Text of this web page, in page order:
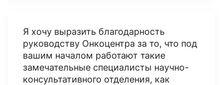
Я хочу выразить благодарность
руководству Онкоцентра за то, что под
вашим началом работают такие
замечательные специалисты научно-
консультативного отделения, как